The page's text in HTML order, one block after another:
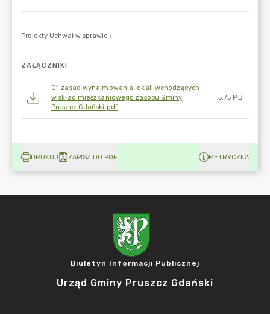
ZAŁĄCZNIKI
01 zasad wynajmowania lokali wchodzących
w skład mieszkaniowego zasobu Gminy
Pruszcz Gdański.pdf
5.75 MB
DRUKUJ ZAPISZ DO PDF METRYCZKA
Biuletyn Informacji Publicznej
Urząd Gminy Pruszcz Gdański